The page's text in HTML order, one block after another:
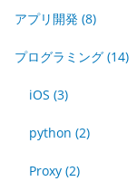
アプリ開発 (8)
プログラミング (14)
iOS (3)
python (2)
Proxy (2)